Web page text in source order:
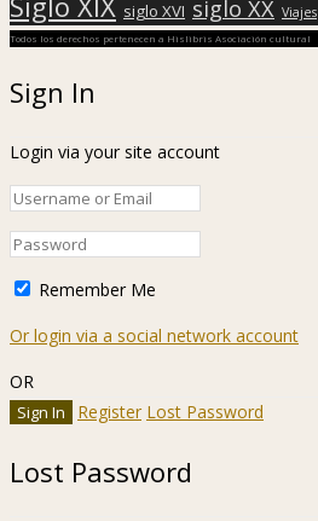
siglo XVI siglo XX Viajes
Todos los derechos pertenecen a Hislibris Asociación cultural
Sign In
Login via your site account
Remember Me
Or login via a social network account
OR
Register Lost Password
Lost Password